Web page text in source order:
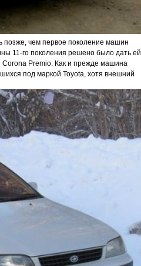
позже, чем первое поколение машин
11-го поколения решено было дать ей
Corona Premio. Как и прежде машина
под маркой Toyota, хотя внешний